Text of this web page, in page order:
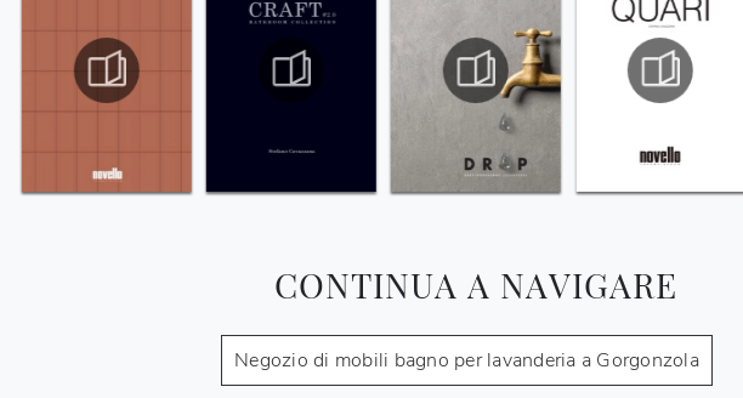
CONTINUA A NAVIGARE
Negozio di mobili bagno per lavanderia a Gorgonzola